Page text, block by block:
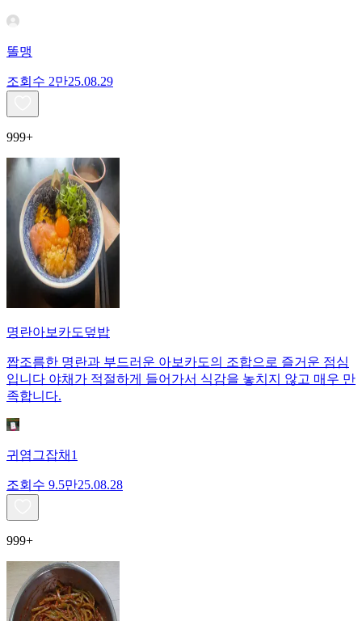
똘맹
조회수 2만25.08.29
999+
명란아보카도덮밥
짭조름한 명란과 부드러운 아보카도의 조합으로 즐거운 점심
입니다 야채가 적절하게 들어가서 식감을 놓치지 않고 매우 만
족합니다.
귀염그잡채1
조회수 9.5만25.08.28
999+